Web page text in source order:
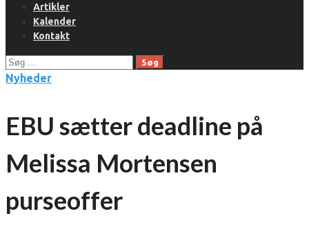
Artikler
Kalender
Kontakt
Søg
efter:
Nyheder
EBU sætter deadline på
Melissa Mortensen
purseoffer